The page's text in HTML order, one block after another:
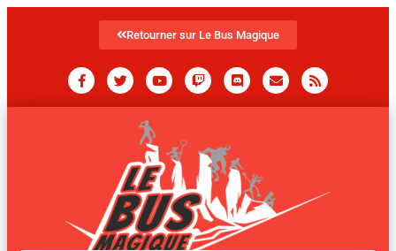
Retourner sur Le Bus Magique